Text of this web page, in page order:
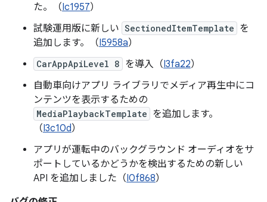
た。（Ic1957）
試験運用版に新しい SectionedItemTemplate を
追加します。（I5958a）
CarAppApiLevel 8 を導入（I3fa22）
自動車向けアプリ ライブラリでメディア再生中にコ
ンテンツを表示するための
MediaPlaybackTemplate を追加します。
（I3c10d）
アプリが運転中のバックグラウンド オーディオをサ
ポートしているかどうかを検出するための新しい
API を追加しました（I0f868）